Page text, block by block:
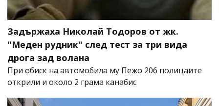
Задържаха Николай Тодоров от жк.
"Меден рудник" след тест за три вида
дрога зад волана
При обиск на автомобила му Пежо 206 полицаите
открили и около 2 грама канабис